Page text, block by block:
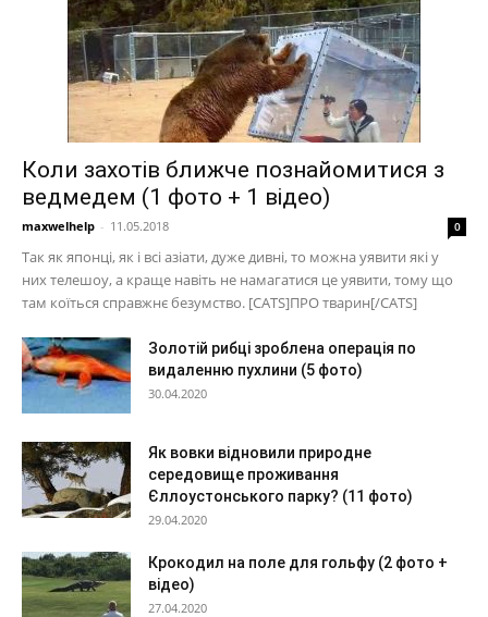
Коли захотів ближче познайомитися з
ведмедем (1 фото + 1 відео)
maxwelhelp - 11.05.2018 0
Так як японці, як і всі азіати, дуже дивні, то можна уявити які у
них телешоу, а краще навіть не намагатися це уявити, тому що
там коїться справжнє безумство. [CATS]ПРО тварин[/CATS]
Золотій рибці зроблена операція по
видаленню пухлини (5 фото)
30.04.2020
Як вовки відновили природне
середовище проживання
Єллоустонського парку? (11 фото)
29.04.2020
Крокодил на поле для гольфу (2 фото +
відео)
27.04.2020